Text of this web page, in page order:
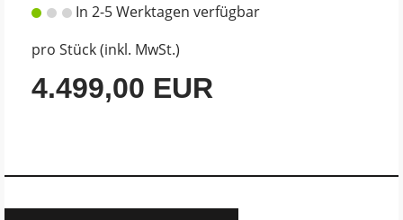
In 2-5 Werktagen verfügbar
pro Stück (inkl. MwSt.)
4.499,00 EUR